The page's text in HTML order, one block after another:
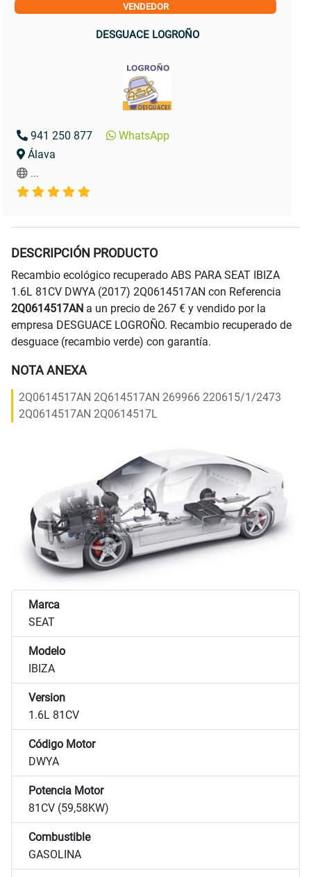
VENDEDOR
DESGUACE LOGROÑO
941 250 877
WhatsApp
Álava
...
DESCRIPCIÓN PRODUCTO
Recambio ecológico recuperado ABS PARA SEAT IBIZA
1.6L 81CV DWYA (2017) 2Q0614517AN con Referencia
2Q0614517AN a un precio de 267 € y vendido por la
empresa DESGUACE LOGROÑO. Recambio recuperado de
desguace (recambio verde) con garantía.
NOTA ANEXA
2Q0614517AN 2Q614517AN 269966 220615/1/2473
2Q0614517AN 2Q0614517L
Marca
SEAT
Modelo
IBIZA
Version
1.6L 81CV
Código Motor
DWYA
Potencia Motor
81CV (59,58KW)
Combustible
GASOLINA